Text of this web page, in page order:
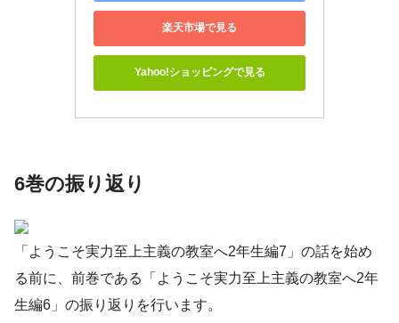
楽天市場で見る
Yahoo!ショッピングで見る
6巻の振り返り
「ようこそ実力至上主義の教室へ2年生編7」の話を始め
る前に、前巻である「ようこそ実力至上主義の教室へ2年
生編6」の振り返りを行います。